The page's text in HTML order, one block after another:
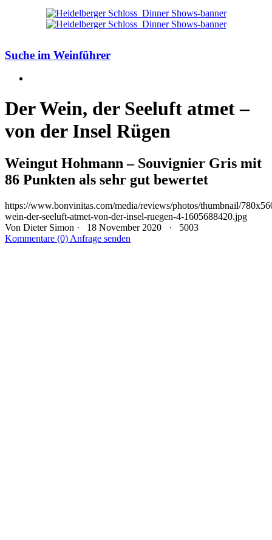
Suche im Weinführer
Der Wein, der Seeluft atmet –
von der Insel Rügen
Weingut Hohmann – Souvignier Gris mit
86 Punkten als sehr gut bewertet
https://www.bonvinitas.com/media/reviews/photos/thumbnail/
wein-der-seeluft-atmet-von-der-insel-ruegen-4-1605688420.jpg
Von Dieter Simon · 18 November 2020 ·
5003
Kommentare (0) Anfrage senden